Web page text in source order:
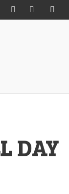
DAY